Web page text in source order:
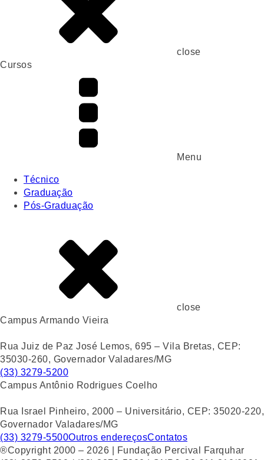
close
Cursos
Menu
Técnico
Graduação
Pós-Graduação
close
Campus Armando Vieira
Rua Juiz de Paz José Lemos, 695 – Vila Bretas, CEP:
35030-260, Governador Valadares/MG
(33) 3279-5200
Campus Antônio Rodrigues Coelho
Rua Israel Pinheiro, 2000 – Universitário, CEP: 35020-220,
Governador Valadares/MG
(33) 3279-5500Outros endereçosContatos
®Copyright 2000 – 2026 | Fundação Percival Farquhar